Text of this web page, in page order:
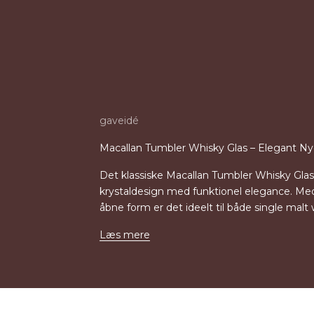
gaveidé
Macallan Tumbler Whisky Glas – Elegant
Det klassiske Macallan Tumbler Whisky
krystaldesign med funktionel elegance.
åbne form er det ideelt til både single malt
Læs mere